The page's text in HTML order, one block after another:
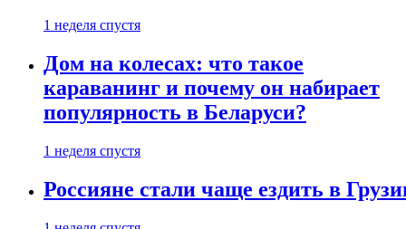
1 неделя спустя
Дом на колесах: что такое
караванинг и почему он набирает
популярность в Беларуси?
1 неделя спустя
Россияне стали чаще ездить в